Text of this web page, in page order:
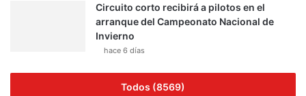
Circuito corto recibirá a pilotos en el
arranque del Campeonato Nacional de
Invierno
hace 6 días
Todos (8569)